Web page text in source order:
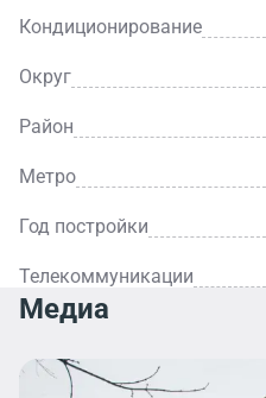
Кондиционирование
Округ
Район
Метро
Год постройки
Телекоммуникации
Медиа